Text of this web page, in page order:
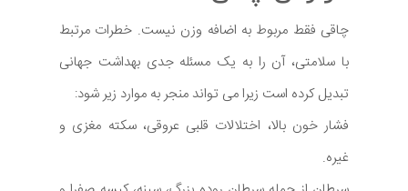
چاقی فقط مربوط به اضافه وزن نیست. خطرات مرتبط
با سلامتی، آن را به یک مسئله جدی بهداشت جهانی
تبدیل کرده است زیرا می تواند منجر به موارد زیر شود:
فشار خون بالا، اختلالات قلبی عروقی، سکته مغزی و
غیره.